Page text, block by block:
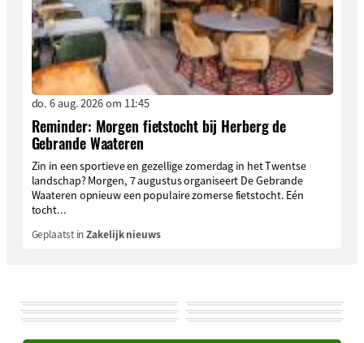
do. 6 aug. 2026 om 11:45
Reminder: Morgen fietstocht bij Herberg de
Gebrande Waateren
Zin in een sportieve en gezellige zomerdag in het Twentse
landschap? Morgen, 7 augustus organiseert De Gebrande
Waateren opnieuw een populaire zomerse fietstocht. Eén
tocht...
Geplaatst inZakelijk nieuws